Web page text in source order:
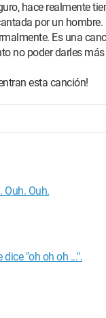
hace realmente
por un
Es una
no poder darles
esta canción!
Ouh.
"oh oh oh ...".